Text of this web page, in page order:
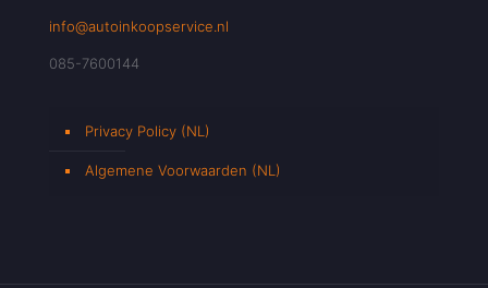
info@autoinkoopservice.nl
085-7600144
Privacy Policy (NL)
Algemene Voorwaarden (NL)